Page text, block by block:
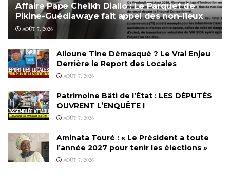
Affaire Pape Cheikh Diallo : Le Parquet de
Pikine-Guédiawaye fait appel des non-lieux
AOÛT 7, 2026
Alioune Tine Démasqué ? Le Vrai Enjeu
Derrière le Report des Locales
AOÛT 7, 2026
Patrimoine Bâti de l’État : LES DÉPUTÉS
OUVRENT L’ENQUÊTE !
AOÛT 7, 2026
Aminata Touré : « Le Président a toute
l’année 2027 pour tenir les élections »
AOÛT 7, 2026